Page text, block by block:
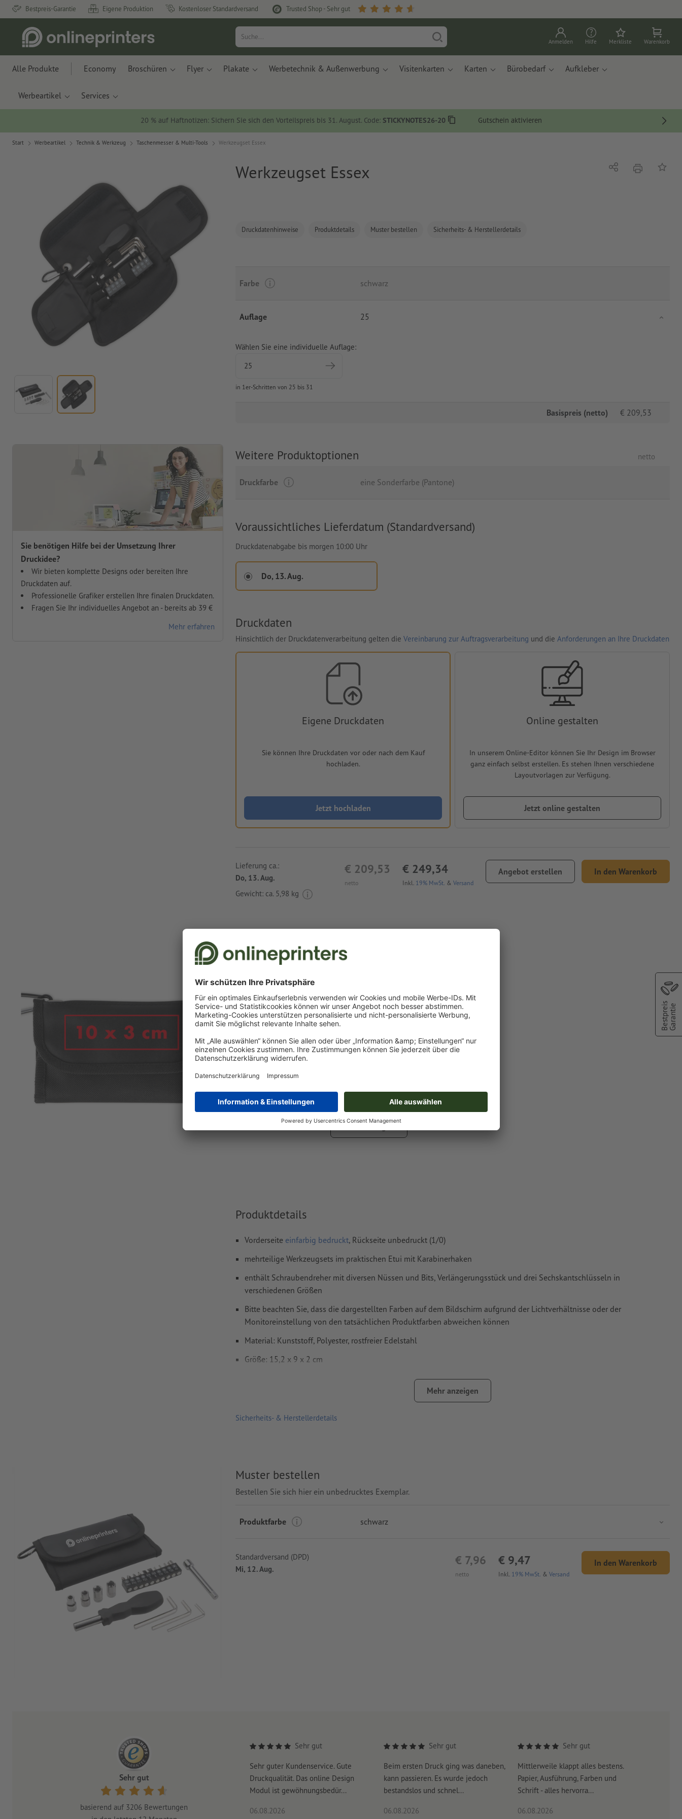
Bestpreis-Garantie Eigene Produktion Kostenloser Standardversand Trusted Shop - Sehr gut
Anmelden Hilfe Merkliste Warenkorb
Alle Produkte Economy Broschüren Flyer Plakate Werbetechnik & Außenwerbung Visitenkarten Karten Bürobedarf Aufkleber
Werbeartikel Services
20 % auf Haftnotizen: Sichern Sie sich den Vorteilspreis bis 31. August. Code: STICKYNOTES26-20 Gutschein aktivieren
Start Werbeartikel Technik & Werkzeug Taschenmesser & Multi-Tools Werkzeugset Essex
Werkzeugset Essex
Sie benötigen Hilfe bei der Umsetzung Ihrer
Druckidee?
Wir bieten komplette Designs oder bereiten Ihre
Druckdaten auf.
Professionelle Grafiker erstellen Ihre finalen Druckdaten.
Fragen Sie Ihr individuelles Angebot an - bereits ab 39 €
Mehr erfahren
Druckdatenhinweise Produktdetails Muster bestellen Sicherheits- & Herstellerdetails
Teilen DruckenAuf
Farbe schwarz
Auflage 25
Wählen Sie eine individuelle Auflage:
in 1er-Schritten von 25 bis 31
Basispreis (netto) € 209,53
Weitere Produktoptionen netto
Druckfarbe eine Sonderfarbe (Pantone)
Voraussichtliches Lieferdatum (Standardversand)
Druckdatenabgabe bis morgen 10:00 Uhr
Do, 13. Aug.
Druckdaten
Hinsichtlich der Druckdatenverarbeitung gelten die Vereinbarung zur Auftragsverarbeitung und die Anforderungen an Ihre Druckdaten
Eigene Druckdaten
Sie können Ihre Druckdaten vor oder nach dem Kauf
hochladen.
Jetzt hochladen
Online gestalten
In unserem Online-Editor können Sie Ihr Design im Browser
ganz einfach selbst erstellen. Es stehen Ihnen verschiedene
Layoutvorlagen zur Verfügung.
Jetzt online gestalten
netto
€ 209,53
Inkl. 19% MwSt. & Versand
€ 249,34 Angebot erstellen In den Warenkorb
Lieferung ca.:
Do, 13. Aug.
Gewicht: ca. 5,98 kg
Druckdatenhinweise Werkzeugset Essex
Besonderheiten bei der Druckdatenerstellung:
das Produkt ist mit einerSonderfarbebedruckbar (Volltonfarbe:
(Pantone FORMULA GUIDE Solid Coated, außer Metallic und
Neonfarben) )
das Trägermaterial kann beim Druck mit weißer Farbedurchscheinen
Das druckfertige PDF darf nur Vektoren enthalten; JPEG- oder TIFF-
Weitere Informationen und Tipps zu
Vektordatenfinden Sie in unserem
Hilfecenter.
Rechtschreib- und Satzfehlerwerden von uns nicht geprüft
Mehr anzeigen
Produktdetails
Vorderseite einfarbig bedruckt, Rückseite unbedruckt (1/0)
mehrteilige Werkzeugsets im praktischen Etui mit Karabinerhaken
enthält Schraubendreher mit diversen Nüssen und Bits, Verlängerungsstück und drei Sechskantschlüsseln in
verschiedenen Größen
Bitte beachten Sie, dass die dargestellten Farben auf dem Bildschirm aufgrund der Lichtverhältnisse oder der
Monitoreinstellung von den tatsächlichen Produktfarben abweichen können
Material: Kunststoff, Polyester, rostfreier Edelstahl
Größe: 15,2 x 9 x 2 cm
Druckstand: mittig auf dem Etui
Mehr anzeigen
Sicherheits- & Herstellerdetails
Muster bestellen
Bestellen Sie sich hier ein unbedrucktes Exemplar.
Produktfarbe schwarz
netto
€ 7,96
Inkl. 19% MwSt. & Versand
€ 9,47 In den Warenkorb
Standardversand (DPD)
Mi, 12. Aug.
Sehr gut
basierend auf 3206 Bewertungen
Sehr gut
Sehr guter Kundenservice. Gute
Druckqualität. Das online Design
Modul ist gewöhnungsbedür...
06.08.2026
Sehr gut
Beim ersten Druck ging was daneben,
kann passieren. Es wurde jedoch
bestandslos und schnel...
06.08.2026
Sehr gut
Mittlerweile klappt alles bestens.
Papier, Ausführung, Farben und
Schrift - alles hervorra...
06.08.2026
BestpreisGarantie